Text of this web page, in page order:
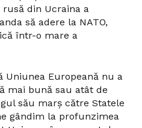
din Ucraina a
să adere la NATO,
într-o mare a
Uniunea Europeană nu a
mai bună sau atât de
său marș către Statele
gândim la profunzimea